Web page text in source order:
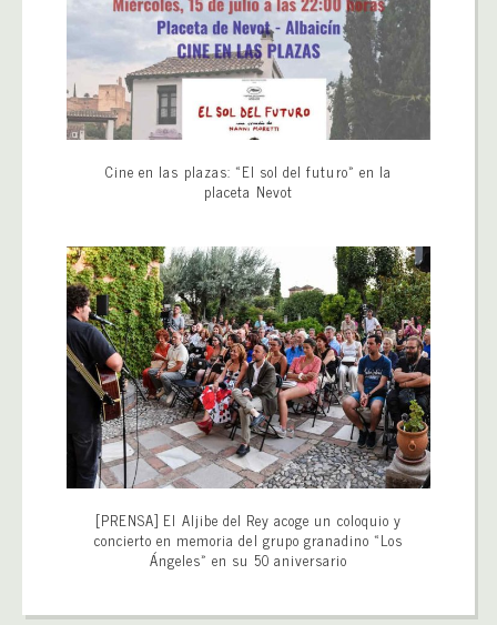
Cine en las plazas: «El sol del futuro» en la
placeta Nevot
[PRENSA] El Aljibe del Rey acoge un coloquio y
concierto en memoria del grupo granadino «Los
Ángeles» en su 50 aniversario